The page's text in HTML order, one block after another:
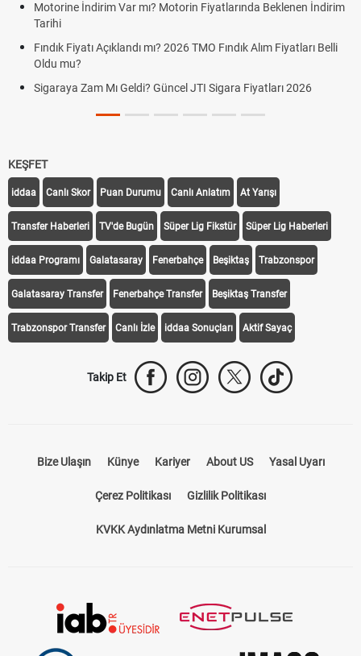
Motorine İndirim Var mı? Motorin Fiyatlarında Beklenen İndirim
Tarihi
Fındık Fiyatı Açıklandı mı? 2026 TMO Fındık Alım Fiyatları Belli
Oldu mu?
Sigaraya Zam Mı Geldi? Güncel JTI Sigara Fiyatları 2026
KEŞFET
iddaa Canlı Skor Puan Durumu Canlı Anlatım At Yarışı
Transfer Haberleri TV'de Bugün Süper Lig Fikstür Süper Lig Haberleri
iddaa Programı Galatasaray Fenerbahçe Beşiktaş Trabzonspor
Galatasaray Transfer Fenerbahçe Transfer Beşiktaş Transfer
Trabzonspor Transfer Canlı İzle iddaa Sonuçları Aktif Sayaç
Takip Et
Bize Ulaşın Künye Kariyer About US Yasal Uyarı
Çerez Politikası Gizlilik Politikası
KVKK Aydınlatma Metni Kurumsal